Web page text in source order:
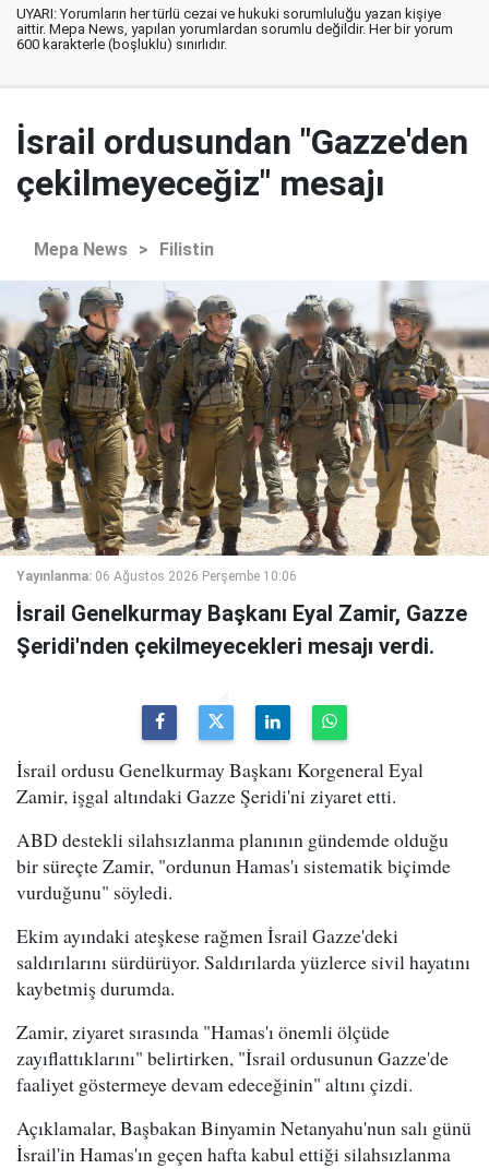
UYARI: Yorumların her türlü cezai ve hukuki sorumluluğu yazan kişiye
aittir. Mepa News, yapılan yorumlardan sorumlu değildir. Her bir yorum
600 karakterle (boşluklu) sınırlıdır.
İsrail ordusundan "Gazze'den
çekilmeyeceğiz" mesajı
Mepa News > Filistin
Yayınlanma: 06 Ağustos 2026 Perşembe 10:06
İsrail Genelkurmay Başkanı Eyal Zamir, Gazze
Şeridi'nden çekilmeyecekleri mesajı verdi.
İsrail ordusu Genelkurmay Başkanı Korgeneral Eyal
Zamir, işgal altındaki Gazze Şeridi'ni ziyaret etti.
ABD destekli silahsızlanma planının gündemde olduğu
bir süreçte Zamir, "ordunun Hamas'ı sistematik biçimde
vurduğunu" söyledi.
Ekim ayındaki ateşkese rağmen İsrail Gazze'deki
saldırılarını sürdürüyor. Saldırılarda yüzlerce sivil hayatını
kaybetmiş durumda.
Zamir, ziyaret sırasında "Hamas'ı önemli ölçüde
zayıflattıklarını" belirtirken, "İsrail ordusunun Gazze'de
faaliyet göstermeye devam edeceğinin" altını çizdi.
Açıklamalar, Başbakan Binyamin Netanyahu'nun salı günü
İsrail'in Hamas'ın geçen hafta kabul ettiği silahsızlanma